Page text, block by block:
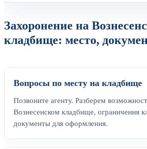
Захоронение на
кладбище: место,
Вопросы по месту на кладбище
Позвоните агенту. Разберем
Вознесенском кладбище, ограничения
документы для оформления.